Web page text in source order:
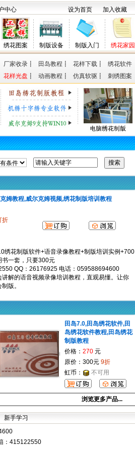
中心 设为首页 加入收藏
绣花图案 制版设备 制版入门 绣花家园
厂家收录 ┋ 田岛教程 ┋ 花样下载 ┋
绣花软件
花样光盘 ┋ 动画教程 ┋ 仿真软驱 ┋ 刺绣图案
姆教程,威尔克姆视频,绣花制版培训教程
折
绣花制版软件+语音录像教程+制版培训实例+700
书一套，只要300元
QQ：26176925 电话：059588694600
解的语音视频录像培训教程，直观易懂。让你
版。
田岛7.0,田岛绣花软件,田
岛绣花软件教程,田岛绣花
制版教程
价格： 270元
原价：300元 9折
虹币：
不可用
浏览更多产品...
新手学习
415122550